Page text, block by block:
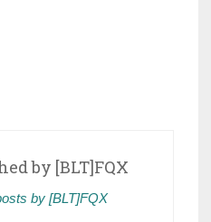
by [BLT]FQX
by [BLT]FQX